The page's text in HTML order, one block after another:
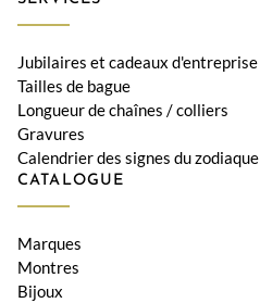
Jubilaires et cadeaux d'entreprise
Tailles de bague
Longueur de chaînes / colliers
Gravures
Calendrier des signes du zodiaque
CATALOGUE
Marques
Montres
Bijoux